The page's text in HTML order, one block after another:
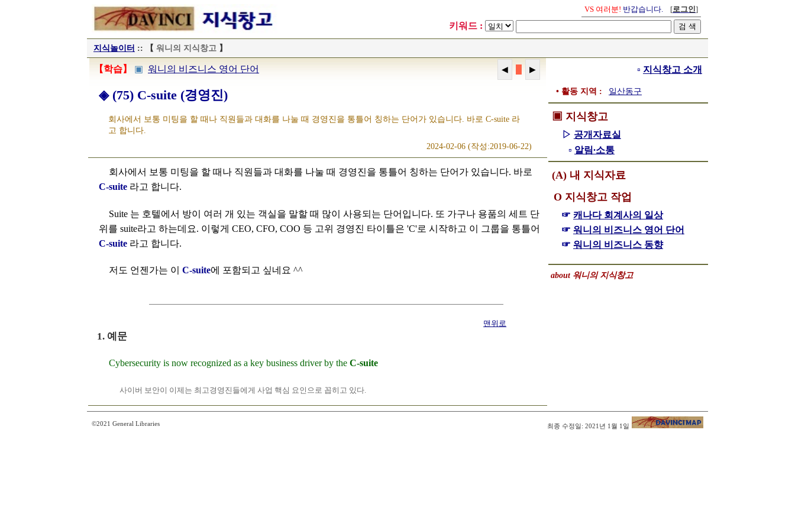
VS 여러분! 반갑습니다. [로그인]
키워드 :
지식놀이터 :: 【 워니의 지식창고 】
【학습】 ▣ 워니의 비즈니스 영어 단어
◈ (75) C-suite (경영진)
회사에서 보통 미팅을 할 때나 직원들과 대화를 나눌 때 경영진을 통틀어 칭하는 단어가 있습니다. 바로 C-suite 라
고 합니다.
2024-02-06 (작성:2019-06-22)
회사에서 보통 미팅을 할 때나 직원들과 대화를 나눌 때 경영진을 통틀어 칭하는 단어가 있습니다. 바로
C-suite라고 합니다.
Suite 는 호텔에서 방이 여러 개 있는 객실을 말할 때 많이 사용되는 단어입니다. 또 가구나 용품의 세트 단
위를 suite라고 하는데요. 이렇게 CEO, CFO, COO 등 고위 경영진 타이틀은 'C'로 시작하고 이 그룹을 통틀어
C-suite라고 합니다.
저도 언젠가는 이C-suite에 포함되고 싶네요 ^^
1. 예문
맨위로
Cybersecurity is now recognized as a key business driver by theC-suite
사이버 보안이 이제는 최고경영진들에게 사업 핵심 요인으로 꼽히고 있다.
▫ 지식창고 소개
• 활동 지역 : 일산동구
▣ 지식창고
▷ 공개자료실
▫ 알림∙소통
(A) 내 지식자료
Ο 지식창고 작업
☞ 캐나다 회계사의 일상
☞ 워니의 비즈니스 영어 단어
☞ 워니의 비즈니스 동향
about 워니의 지식창고
©2021 General Libraries 최종 수정일: 2021년 1월 1일